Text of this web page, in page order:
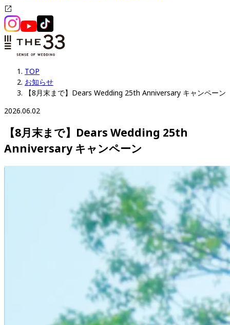
TOP
お知らせ
【8月末まで】Dears Wedding 25th Anniversary キャンペーン
2026.06.02
【8月末まで】Dears Wedding 25th
Anniversary キャンペーン